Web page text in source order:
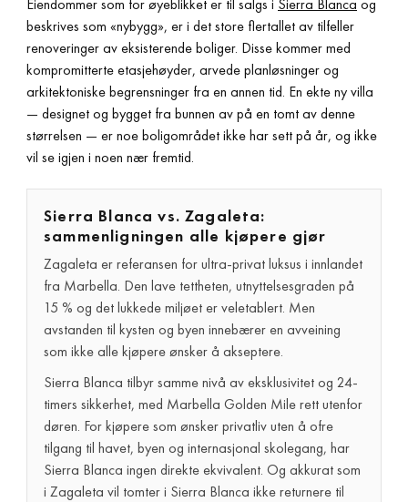
beskrives som «nybygg», er i det store flertallet av tilfeller
renoveringer av eksisterende boliger. Disse kommer med
kompromitterte etasjehøyder, arvede planløsninger og
arkitektoniske begrensninger fra en annen tid. En ekte ny villa
— designet og bygget fra bunnen av på en tomt av denne
størrelsen — er noe boligområdet ikke har sett på år, og ikke
vil se igjen i noen nær fremtid.
Sierra Blanca vs. Zagaleta:
sammenligningen alle kjøpere gjør
Zagaleta er referansen for ultra-privat luksus i innlandet
fra Marbella. Den lave tettheten, utnyttelsesgraden på
15 % og det lukkede miljøet er veletablert. Men
avstanden til kysten og byen innebærer en avveining
som ikke alle kjøpere ønsker å akseptere.
Sierra Blanca tilbyr samme nivå av eksklusivitet og 24-
timers sikkerhet, med Marbella Golden Mile rett utenfor
døren. For kjøpere som ønsker privatliv uten å ofre
tilgang til havet, byen og internasjonal skolegang, har
Sierra Blanca ingen direkte ekvivalent. Og akkurat som
i Zagaleta vil tomter i Sierra Blanca ikke returnere til